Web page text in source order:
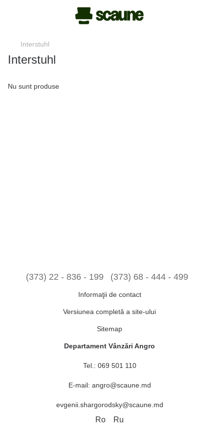
Interstuhl
Interstuhl
Nu sunt produse
(373) 22 - 836 - 199 (373) 68 - 444 - 499
Informaţii de contact
Versiunea completă a site-ului
Sitemap
Departament Vânzări Angro
Tel.: 069 501 110
E-mail: angro@scaune.md
evgenii.shargorodsky@scaune.md
Ro Ru